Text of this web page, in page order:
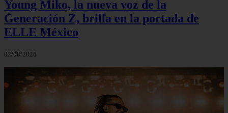
Young Miko, la nueva voz de la
Generación Z, brilla en la portada de
ELLE México
02/08/2026